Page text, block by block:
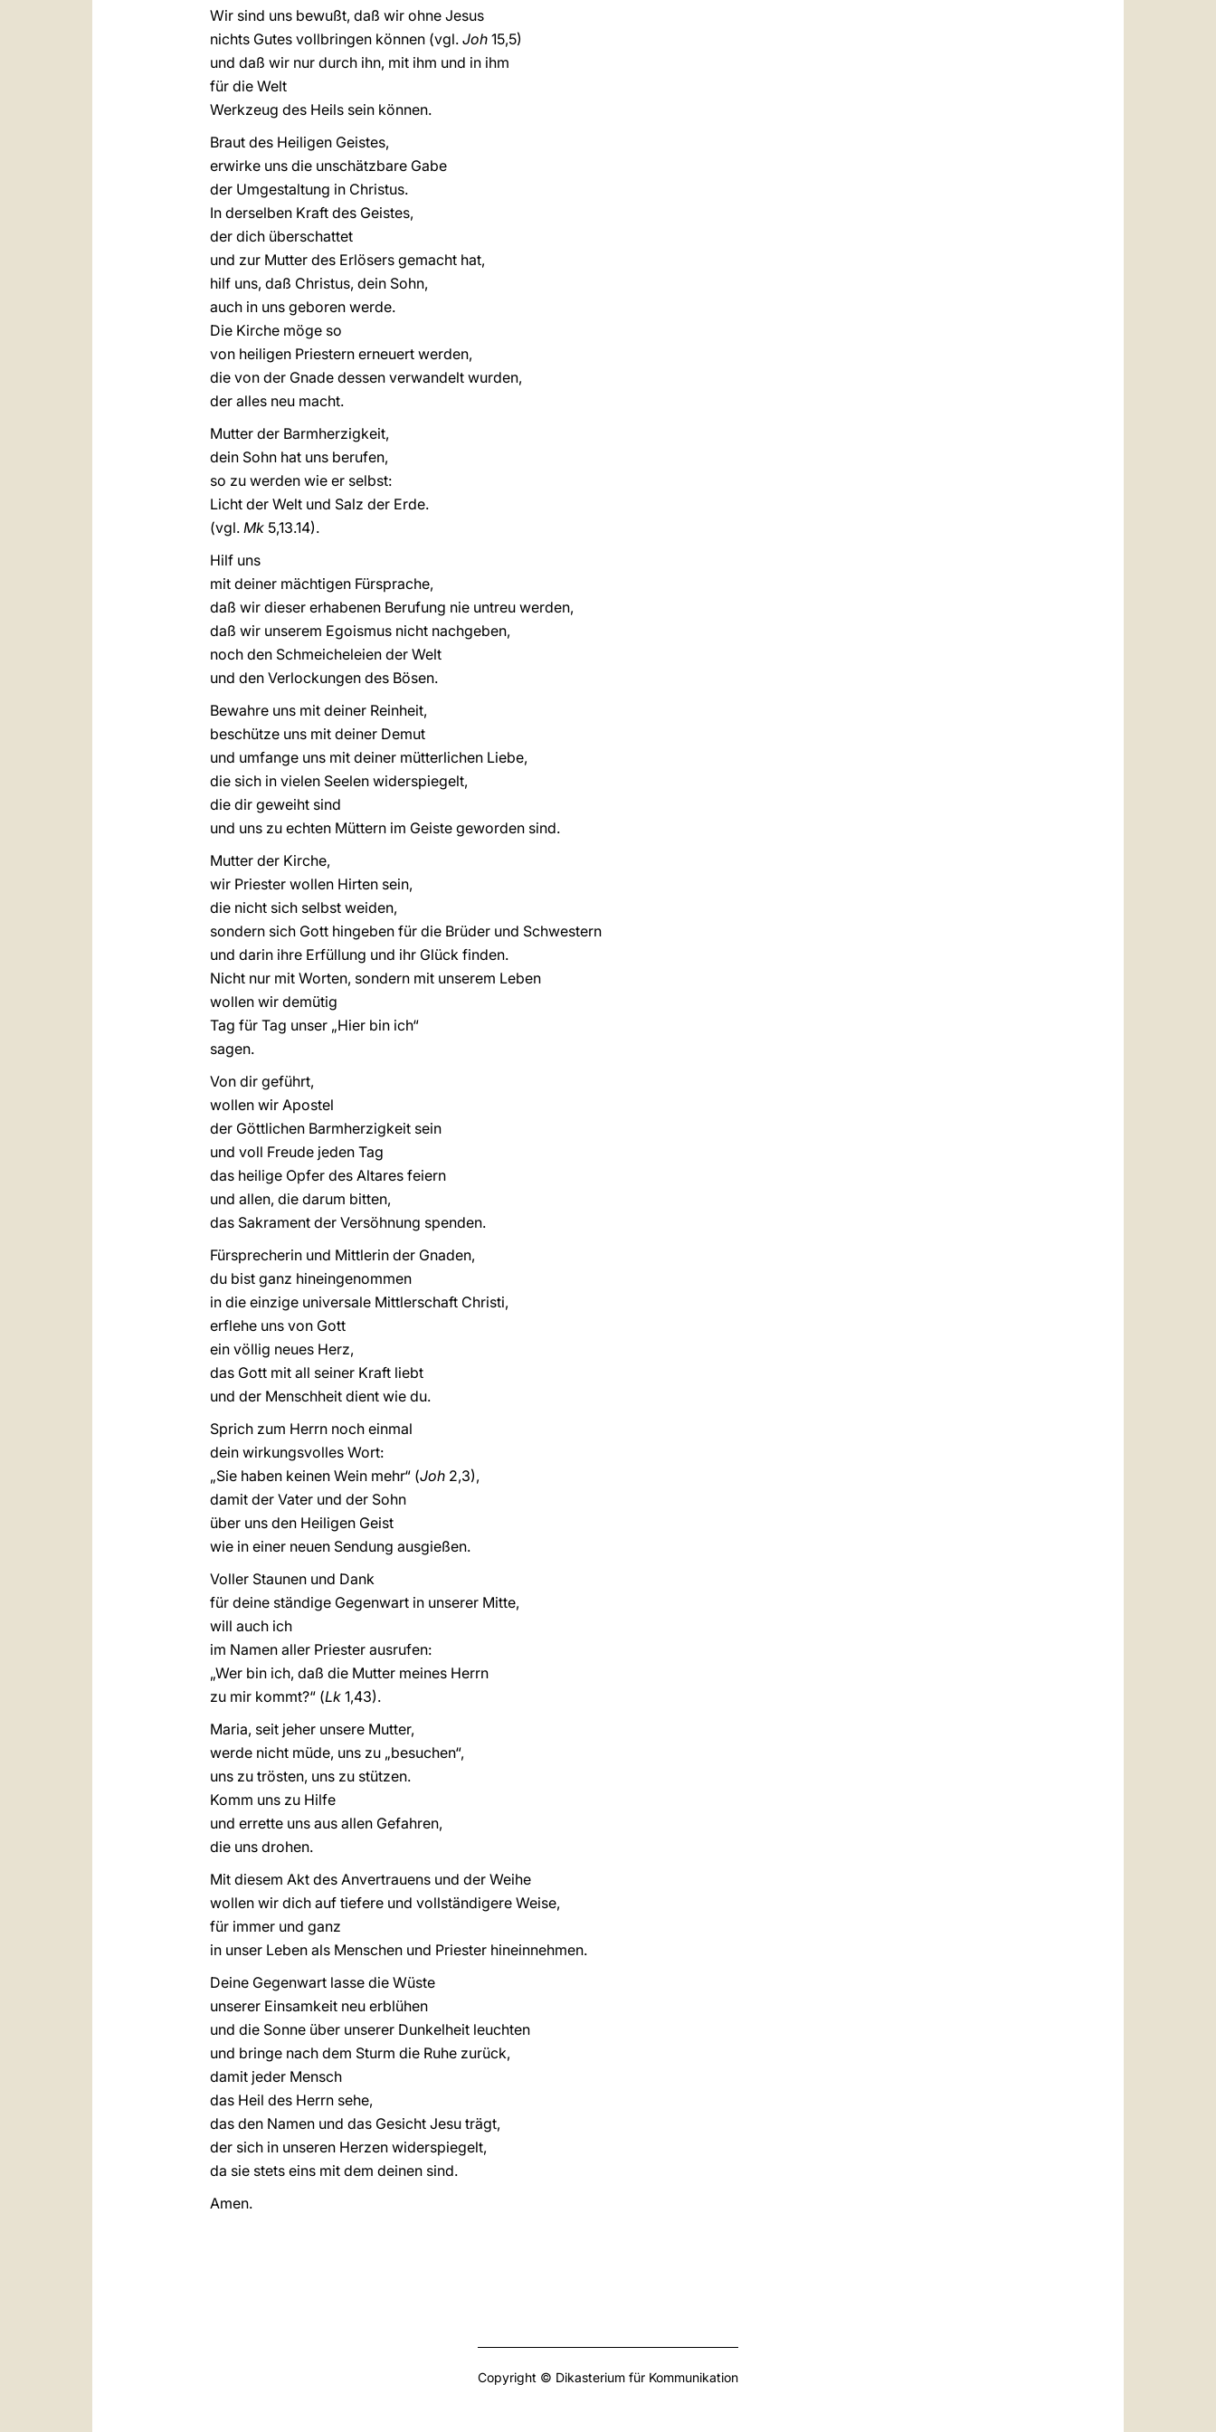
Wir sind uns bewußt, daß wir ohne Jesus
nichts Gutes vollbringen können (vgl. Joh 15,5)
und daß wir nur durch ihn, mit ihm und in ihm
für die Welt
Werkzeug des Heils sein können.
Braut des Heiligen Geistes,
erwirke uns die unschätzbare Gabe
der Umgestaltung in Christus.
In derselben Kraft des Geistes,
der dich überschattet
und zur Mutter des Erlösers gemacht hat,
hilf uns, daß Christus, dein Sohn,
auch in uns geboren werde.
Die Kirche möge so
von heiligen Priestern erneuert werden,
die von der Gnade dessen verwandelt wurden,
der alles neu macht.
Mutter der Barmherzigkeit,
dein Sohn hat uns berufen,
so zu werden wie er selbst:
Licht der Welt und Salz der Erde.
(vgl. Mk 5,13.14).
Hilf uns
mit deiner mächtigen Fürsprache,
daß wir dieser erhabenen Berufung nie untreu werden,
daß wir unserem Egoismus nicht nachgeben,
noch den Schmeicheleien der Welt
und den Verlockungen des Bösen.
Bewahre uns mit deiner Reinheit,
beschütze uns mit deiner Demut
und umfange uns mit deiner mütterlichen Liebe,
die sich in vielen Seelen widerspiegelt,
die dir geweiht sind
und uns zu echten Müttern im Geiste geworden sind.
Mutter der Kirche,
wir Priester wollen Hirten sein,
die nicht sich selbst weiden,
sondern sich Gott hingeben für die Brüder und Schwestern
und darin ihre Erfüllung und ihr Glück finden.
Nicht nur mit Worten, sondern mit unserem Leben
wollen wir demütig
Tag für Tag unser „Hier bin ich“
sagen.
Von dir geführt,
wollen wir Apostel
der Göttlichen Barmherzigkeit sein
und voll Freude jeden Tag
das heilige Opfer des Altares feiern
und allen, die darum bitten,
das Sakrament der Versöhnung spenden.
Fürsprecherin und Mittlerin der Gnaden,
du bist ganz hineingenommen
in die einzige universale Mittlerschaft Christi,
erflehe uns von Gott
ein völlig neues Herz,
das Gott mit all seiner Kraft liebt
und der Menschheit dient wie du.
Sprich zum Herrn noch einmal
dein wirkungsvolles Wort:
„Sie haben keinen Wein mehr“ (Joh 2,3),
damit der Vater und der Sohn
über uns den Heiligen Geist
wie in einer neuen Sendung ausgießen.
Voller Staunen und Dank
für deine ständige Gegenwart in unserer Mitte,
will auch ich
im Namen aller Priester ausrufen:
„Wer bin ich, daß die Mutter meines Herrn
zu mir kommt?“ (Lk 1,43).
Maria, seit jeher unsere Mutter,
werde nicht müde, uns zu „besuchen“,
uns zu trösten, uns zu stützen.
Komm uns zu Hilfe
und errette uns aus allen Gefahren,
die uns drohen.
Mit diesem Akt des Anvertrauens und der Weihe
wollen wir dich auf tiefere und vollständigere Weise,
für immer und ganz
in unser Leben als Menschen und Priester hineinnehmen.
Deine Gegenwart lasse die Wüste
unserer Einsamkeit neu erblühen
und die Sonne über unserer Dunkelheit leuchten
und bringe nach dem Sturm die Ruhe zurück,
damit jeder Mensch
das Heil des Herrn sehe,
das den Namen und das Gesicht Jesu trägt,
der sich in unseren Herzen widerspiegelt,
da sie stets eins mit dem deinen sind.
Amen.
Copyright © Dikasterium für Kommunikation